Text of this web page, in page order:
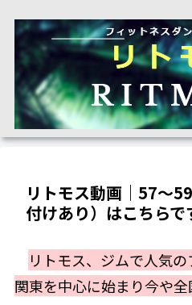
リトモス動画｜57～
付けあり）はこちらで
リトモス、ジムで人気の
関東を中心に始まり今や全